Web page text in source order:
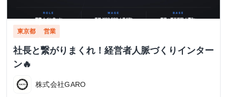
東京都 営業
社長と繋がりまくれ！経営者人脈づくりインター
ン🔥
株式会社GARO